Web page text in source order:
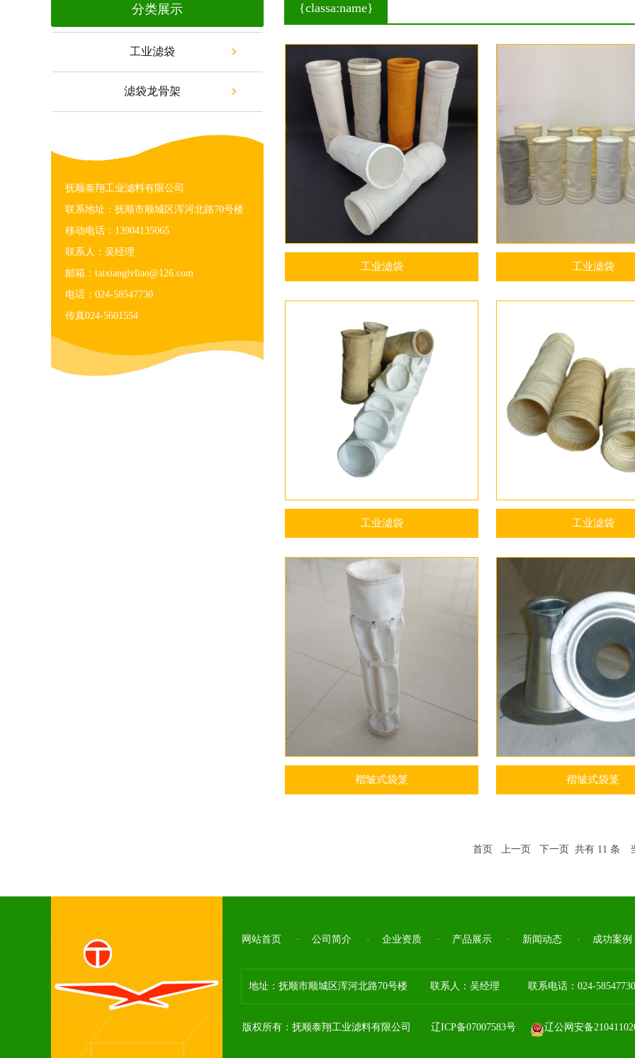
分类展示
工业滤袋
滤袋龙骨架
抚顺泰翔工业滤料有限公司
联系地址：抚顺市顺城区浑河北路70号楼
移动电话：13904135065
联系人：吴经理
邮箱：taixianglvliao@126.com
电话：024-58547730
传真024-5601554
{classa:name}
工业滤袋 工业滤袋
工业滤袋 工业滤袋
褶皱式袋笼 褶皱式袋笼
首页 上一页 下一页 共有 11 条
网站首页 · 公司简介 · 企业资质 · 产品展示 · 新闻动态 · 成功案例
地址：抚顺市顺城区浑河北路70号楼 联系人： 吴经理 联系电话：024-
版权所有：抚顺泰翔工业滤料有限公司 辽ICP备07007583号 辽公网安备